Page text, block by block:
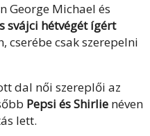
George Michael és
svájci hétvégét ígért
cserébe csak szerepelni
dal női szereplői az
Pepsi és Shirlie néven
lett.